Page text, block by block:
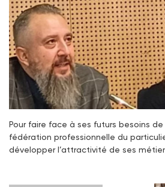
Pour faire face à ses futurs besoins
fédération professionnelle du
développer l’attractivité de ses